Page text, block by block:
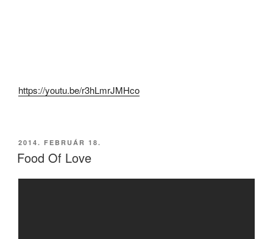
https://youtu.be/r3hLmrJMHco
BEKÜLDVE:
2014. FEBRUÁR 18.
Food Of Love